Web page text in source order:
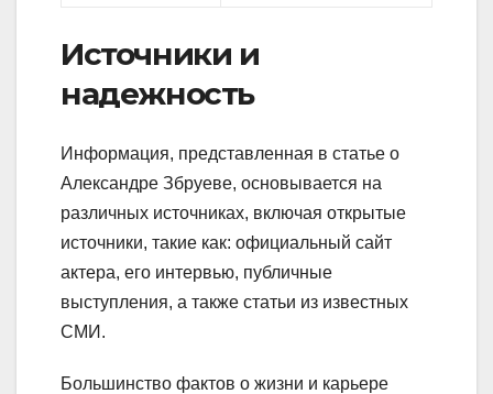
Источники и
надежность
Информация, представленная в статье о
Александре Збруеве, основывается на
различных источниках, включая открытые
источники, такие как: официальный сайт
актера, его интервью, публичные
выступления, а также статьи из известных
СМИ.
Большинство фактов о жизни и карьере